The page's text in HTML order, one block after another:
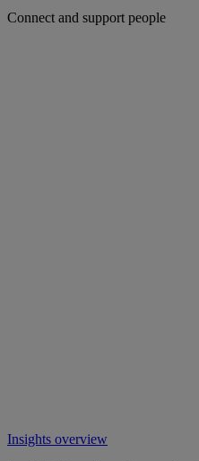
Connect and support people
Insights overview